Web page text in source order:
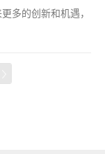
多的创新和机遇，